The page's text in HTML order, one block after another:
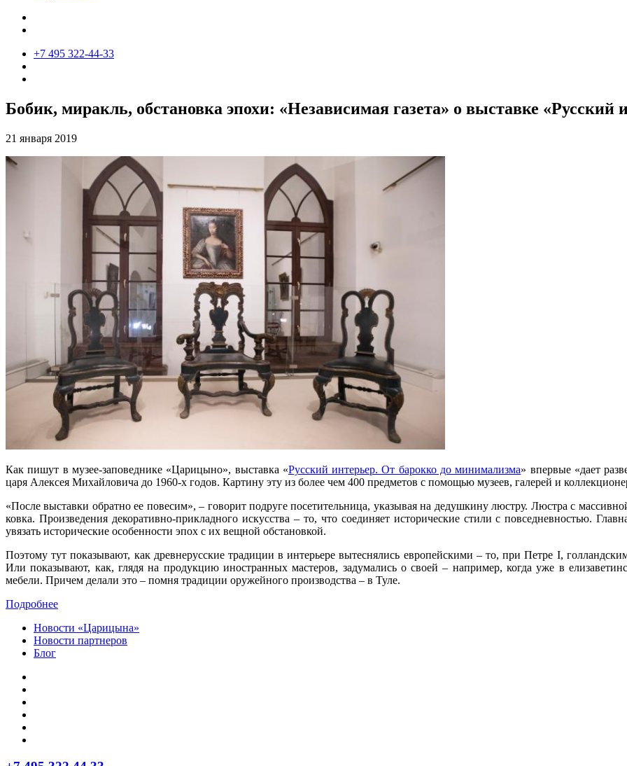
+7 495 322-44-33
Бобик, миракль, обстановка эпохи: «Независимая газета» о выставке «Русский
21 января 2019
Как пишут в музее-заповеднике «Царицыно», выставка «Русский интерьер. От барокко до минимализма» впервые «дает
царя Алексея Михайловича до 1960-х годов. Картину эту из более чем 400 предметов с помощью музеев, галерей и
«После выставки обратно ее повесим», – говорит подруге посетительница, указывая на дедушкину люстру. Люстра с
ковка. Произведения декоративно-прикладного искусства – то, что соединяет исторические стили с повседневностью.
увязать исторические особенности эпох с их вещной обстановкой.
Поэтому тут показывают, как древнерусские традиции в интерьере вытеснялись европейскими – то, при Петре I,
Или показывают, как, глядя на продукцию иностранных мастеров, задумались о своей – например, когда уже в
мебели. Причем делали это – помня традиции оружейного производства – в Туле.
Подробнее
Новости «Царицына»
Новости партнеров
Блог